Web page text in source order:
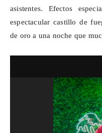
asistentes. Efectos
espectacular castillo de
de oro a una noche que